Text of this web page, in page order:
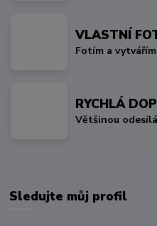
VLASTNÍ
Fotím a
RYCHLÁ
Většinou
Sledujte můj profil